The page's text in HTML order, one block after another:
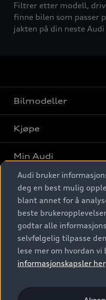
Filtrer etter modell,
finne bilen som passer
jakten på din neste Audi
Bilmodeller
Finn din Audi
Sammenlign bilmodeller
Elbiler
SUV
Stasjonsvogn
Sportback
S/RS
Konseptbiler og prototyper
Kjøpe
Kjøpshjelp
Biler på lager
Finn forhandler
Bestill prøvekjøring
Kontakt forhandler
Bilgarantier
Min Audi
Behold nybilfølelsen
Audi Originalt tilbehør
Verkstedtjenester
Digitale tjenester
Audi digitale tjenester
Audi connect
Functions on demand
Kom i gang med myAudi
Audi Norge
Kundeservice
Audi Driving Experience
© 2026 AUDI NORGE. All
Audi bruker
deg en best mulig
blant annet for å
beste
godtar alle
selvfølgelig tilpasse
lese mer om hvordan vi
informasjonskapsler her